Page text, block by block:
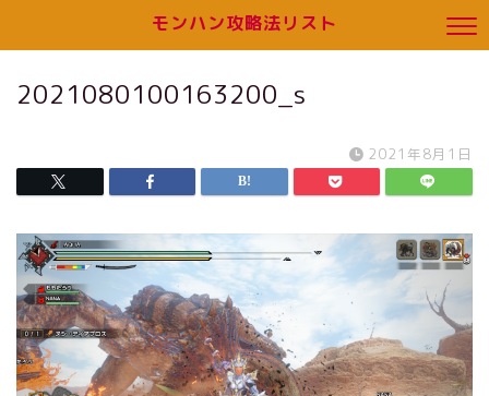
モンハン攻略法リスト
2021080100163200_s
2021年8月1日